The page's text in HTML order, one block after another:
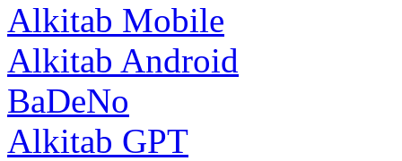
Alkitab Mobile
Alkitab Android
BaDeNo
Alkitab GPT